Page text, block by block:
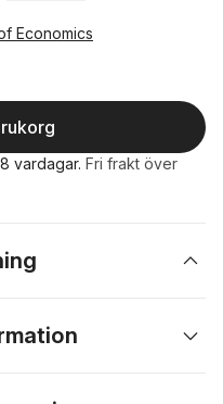
Economics
vardagar. Fri frakt över